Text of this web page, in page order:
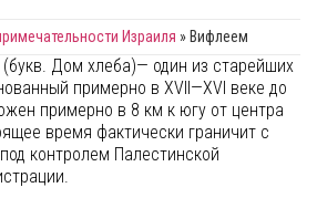
Израиля » Вифлеем
Дом хлеба)— один из старейших
примерно в XVII—XVI веке до
примерно в 8 км к югу от центра
время фактически граничит с
контролем Палестинской